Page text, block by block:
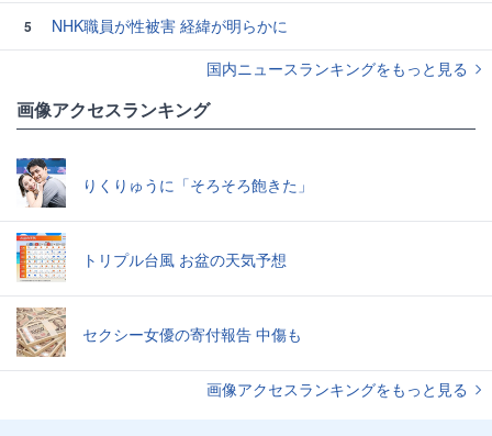
5
NHK職員が性被害 経緯が明らかに
国内ニュースランキングをもっと見る
画像アクセスランキング
りくりゅうに「そろそろ飽きた」
トリプル台風 お盆の天気予想
セクシー女優の寄付報告 中傷も
画像アクセスランキングをもっと見る